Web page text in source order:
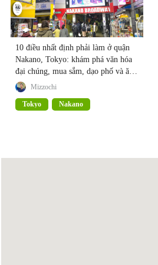
10 điều nhất định phải làm ở quận
Nakano, Tokyo: khám phá văn hóa
đại chúng, mua sắm, dạo phố và ăn
uốngMizzochi
Tokyo Nakano